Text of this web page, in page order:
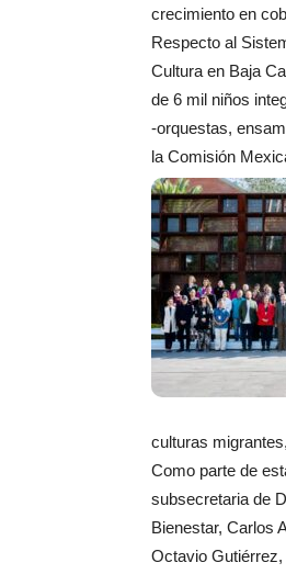
crecimiento en
Respecto al
Cultura en Baja
de 6 mil niños
-orquestas,
la Comisión
culturas
Como parte de
subsecretaria de
Bienestar, Carlos
Octavio